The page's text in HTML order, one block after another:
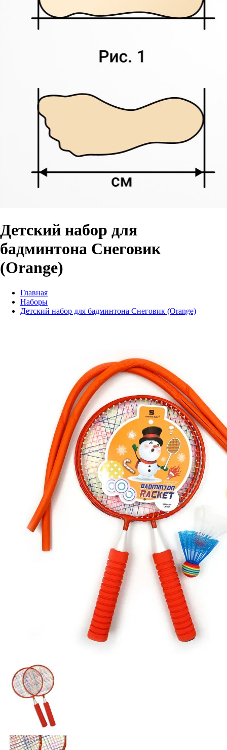
Детский набор для
бадминтона Снеговик
(Orange)
Главная
Наборы
Детский набор для бадминтона Снеговик (Orange)